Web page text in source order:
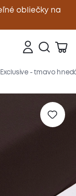
obliečky na
Zavrieť
- tmavo